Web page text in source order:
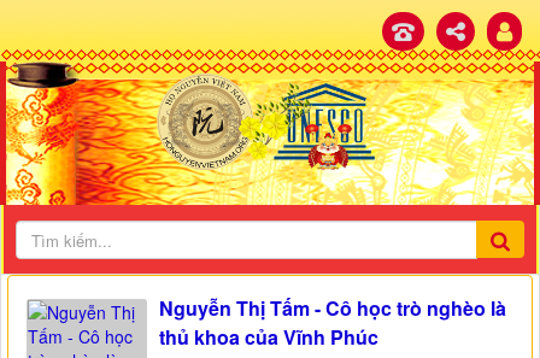
Nguyễn Thị Tấm - Cô học trò nghèo là
thủ khoa của Vĩnh Phúc